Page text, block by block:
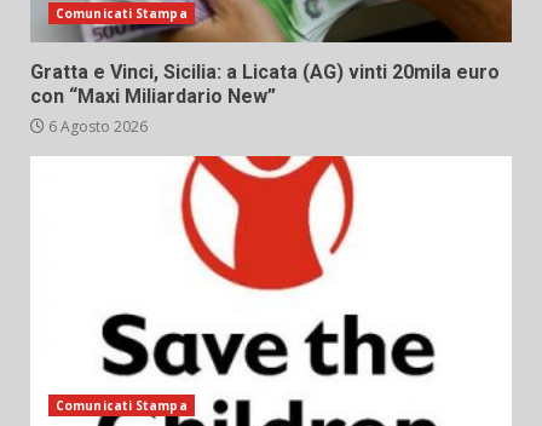
Comunicati Stampa
Gratta e Vinci, Sicilia: a Licata (AG) vinti 20mila euro
con “Maxi Miliardario New”
6 Agosto 2026
Comunicati Stampa